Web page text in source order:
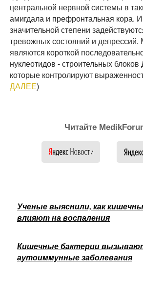
центральной нервной системы в
амигдала и префронтальная кора.
значительной степени
тревожных состояний и
являются короткой
нуклеотидов - строительных
которые контролируют
ДАЛЕЕ)
Читайте
Ученые выяснили, как
влияют на воспаления
Кишечные бактерии
аутоиммунные заболевания